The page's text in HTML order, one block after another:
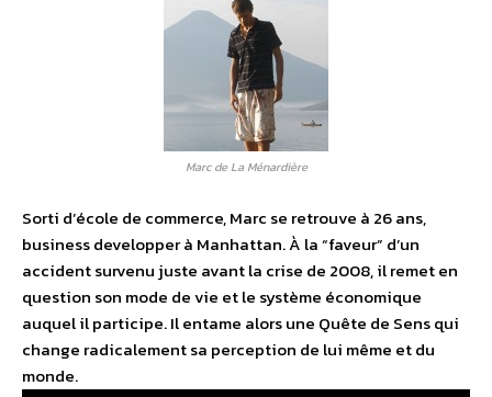
Marc de La Ménardière
Sorti d’école de commerce, Marc se retrouve à 26 ans,
business developper à Manhattan. À la “faveur” d’un
accident survenu juste avant la crise de 2008, il remet en
question son mode de vie et le système économique
auquel il participe. Il entame alors une Quête de Sens qui
change radicalement sa perception de lui même et du
monde.